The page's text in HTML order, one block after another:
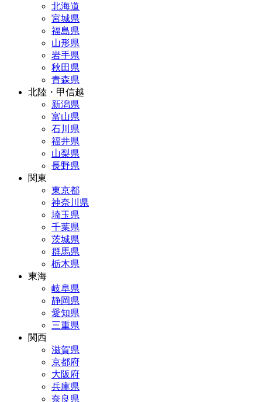
北海道
宮城県
福島県
山形県
岩手県
秋田県
青森県
北陸・甲信越
新潟県
富山県
石川県
福井県
山梨県
長野県
関東
東京都
神奈川県
埼玉県
千葉県
茨城県
群馬県
栃木県
東海
岐阜県
静岡県
愛知県
三重県
関西
滋賀県
京都府
大阪府
兵庫県
奈良県